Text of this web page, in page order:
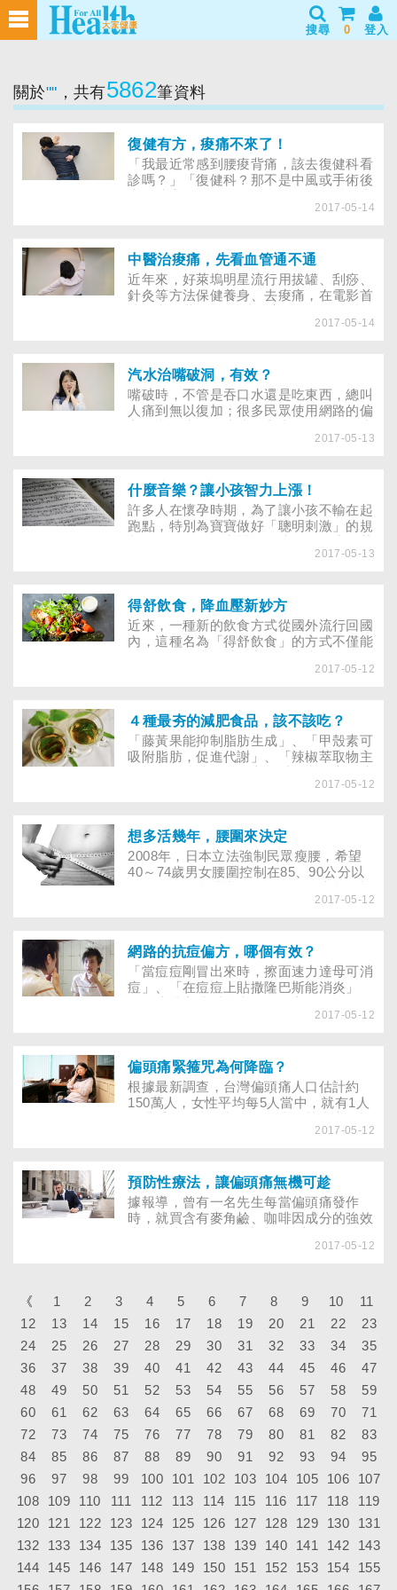
搜尋 0 登入
關於"" ，共有5862筆資料
復健有方，痠痛不來了！
「我最近常感到腰痠背痛，該去復健科看
診嗎？」「復健科？那不是中風或手術後
風或有重大疾病的人會去的地方，事實
2017-05-14
中醫治痠痛，先看血管通不通
近年來，好萊塢明星流行用拔罐、刮痧、
針灸等方法保健養身、去痠痛，在電影首
跡，甚至表示：拔罐對產後恢復身材相當
問題，普遍相信中醫有「治本」的能耐，
近年來，東風西漸，好萊塢大明星更把拔
罐、刮痧、針灸等中醫療法，拿來治痠
痛、紓壓，使中醫療法逐漸嶄露頭角。
2017-05-14
汽水治嘴破洞，有效？
嘴破時，不管是吞口水還是吃東西，總叫
人痛到無以復加；很多民眾使用網路的偏
2017-05-13
什麼音樂？讓小孩智力上漲！
許多人在懷孕時期，為了讓小孩不輸在起
跑點，特別為寶寶做好「聰明刺激」的規
札特等古典音樂，能讓寶寶出生後「智力
2017-05-13
得舒飲食，降血壓新妙方
近來，一種新的飲食方式從國外流行回國
內，這種名為「得舒飲食」的方式不僅能
有利骨質健康、能預防大腸直腸癌。三高
2017-05-12
４種最夯的減肥食品，該不該吃？
「藤黃果能抑制脂肪生成」、「甲殼素可
吸附脂肪，促進代謝」、「辣椒萃取物主
些成分讓人輕鬆享瘦，可是，這效果是否
2017-05-12
想多活幾年，腰圍來決定
2008年，日本立法強制民眾瘦腰，希望
40～74歲男女腰圍控制在85、90公分以
準，健檢擬新增量腰圍的項目。腰圍大小
2017-05-12
網路的抗痘偏方，哪個有效？
「當痘痘剛冒出來時，擦面速力達母可消
痘」、「在痘痘上貼撒隆巴斯能消炎」
能安心採用、對付惱人的痘痘嗎？2017-05-12
偏頭痛緊箍咒為何降臨？
根據最新調查，台灣偏頭痛人口估計約
150萬人，女性平均每5人當中，就有1人
嗎？一代梟雄曹操、印象派畫家莫內、搖
痛」。
2017-05-12
預防性療法，讓偏頭痛無機可趁
據報導，曾有一名先生每當偏頭痛發作
時，就買含有麥角鹼、咖啡因成分的強效
塞……你也有偏頭痛，吃再多止痛藥也無
解決問題！
2017-05-12
《 1 2 3 4 5 6 7 8 9 10
11
12
13 14 15 16 17 18 19 20 21 22
23
24
25 26 27 28 29 30 31 32 33 34
35
36
37 38 39 40 41 42 43 44 45 46
47
48
49 50 51 52 53 54 55 56 57 58
59
60
61 62 63 64 65 66 67 68 69 70
71
72
73 74 75 76 77 78 79 80 81 82
83
84
85 86 87 88 89 90 91 92 93 94
95
96
97 98 99 100 101 102 103 104 105 106
107
108
109 110 111 112 113 114 115 116 117 118
119
120
121 122 123 124 125 126 127 128 129 130
131
132
133 134 135 136 137 138 139 140 141 142
143
144
145 146 147 148 149 150 151 152 153 154
155